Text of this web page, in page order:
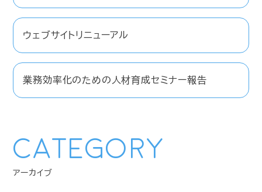
ウェブサイトリニューアル
業務効率化のための人材育成セミナー報告
Category